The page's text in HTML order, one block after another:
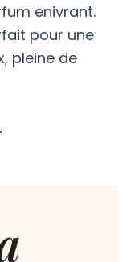
enivrant.
pour une
pleine de